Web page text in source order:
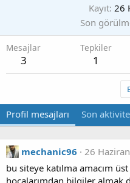
Kayıt 26
Son
Mesajlar
3
Tepkiler
1
Profil mesajları Son
mechanic96
26
bu siteye katılma amacım
hocalarımdan bilgiler almak